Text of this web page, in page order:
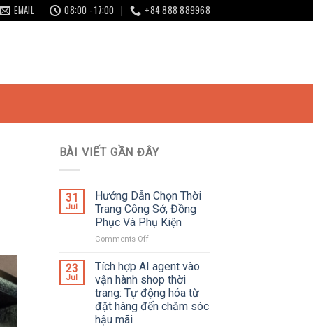
EMAIL 08:00 - 17:00 +84 888 889968
BÀI VIẾT GẦN ĐÂY
31
Jul
Hướng Dẫn Chọn Thời
Trang Công Sở, Đồng
Phục Và Phụ Kiện
Comments Offon
Dẫn
Chọn
Thời
Trang
Công
23
Jul
Tích hợp AI agent vào
vận hành shop thời
trang: Tự động hóa từ
đặt hàng đến chăm sóc
hậu mãi